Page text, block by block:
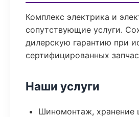
Комплекс электрика и
сопутствующие услуги.
дилерскую гарантию при
сертифицированных
Наши услуги
Шиномонтаж, хранение